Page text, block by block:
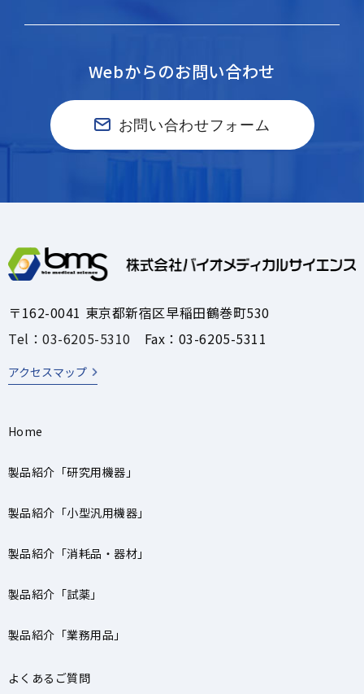
Webからのお問い合わせ
お問い合わせフォーム
〒162-0041 東京都新宿区早稲田鶴巻町530
Tel：03-6205-5310 Fax：03-6205-5311
アクセスマップ
Home
製品紹介「研究用機器」
製品紹介「小型汎用機器」
製品紹介「消耗品・器材」
製品紹介「試薬」
製品紹介「業務用品」
よくあるご質問